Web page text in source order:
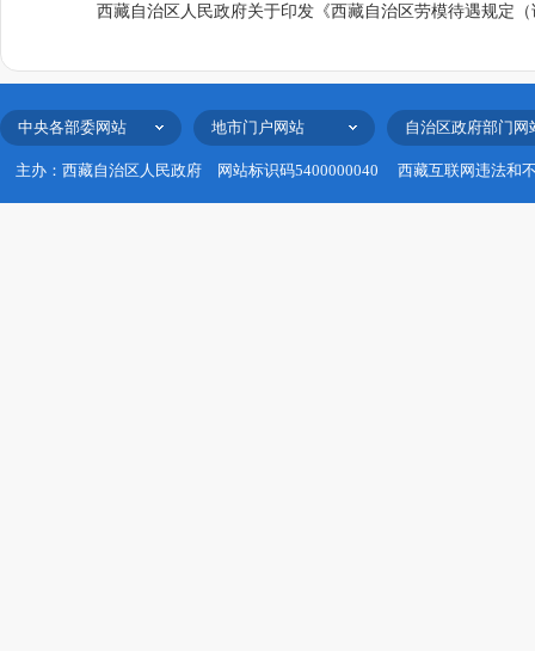
西藏自治区人民政府关于印发《西藏自治区劳模待遇规定
中央各部委网站 地市门户网站 自治区政府部门网
主办：西藏自治区人民政府 网站标识码5400000040 西藏互联网违法和